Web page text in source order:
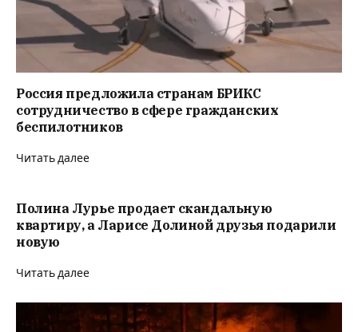
Россия предложила странам БРИКС
сотрудничество в сфере гражданских
беспилотников
Читать далее
Полина Лурье продает скандальную
квартиру, а Ларисе Долиной друзья подарили
новую
Читать далее